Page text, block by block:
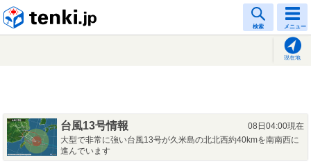
検索 メニュー
現在地
台風13号情報
08日04:00現在
大型で非常に強い台風13号が久米島の北北西約40kmを南南西に
進んでいます